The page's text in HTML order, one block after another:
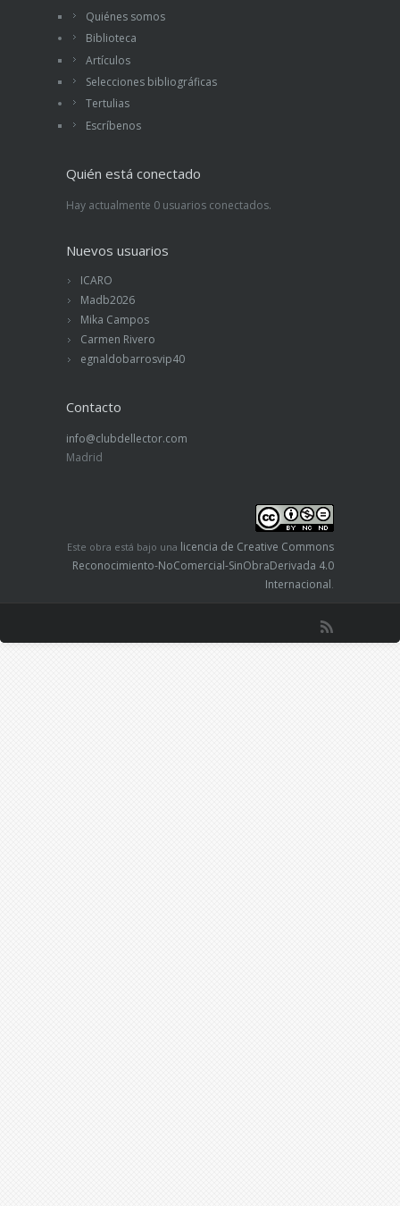
Quiénes somos
Biblioteca
Artículos
Selecciones bibliográficas
Tertulias
Escríbenos
Quién está conectado
Hay actualmente 0 usuarios conectados.
Nuevos usuarios
ICARO
Madb2026
Mika Campos
Carmen Rivero
egnaldobarrosvip40
Contacto
info@clubdellector.com
Madrid
Este obra está bajo una licencia de Creative Commons
Reconocimiento-NoComercial-SinObraDerivada 4.0
Internacional